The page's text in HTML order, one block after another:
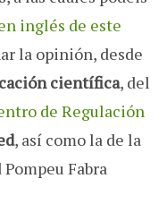
inglés de este
la opinión, desde
científica, del
de Regulación
, así como la de la
Fabra